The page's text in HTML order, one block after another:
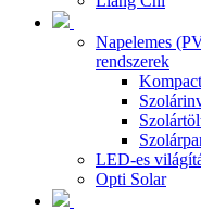
Napelemes
rendszerek
LED-es
Opti Solar